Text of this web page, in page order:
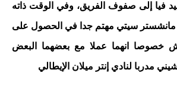
فيا إلى صفوف الفريق، وفي الوقت ذاته
سيتي مهتم جدا في الحصول على
خصوصا انهما عملا مع بعضهما البعض
مدربا لنادي إنتر ميلان الإيطالي